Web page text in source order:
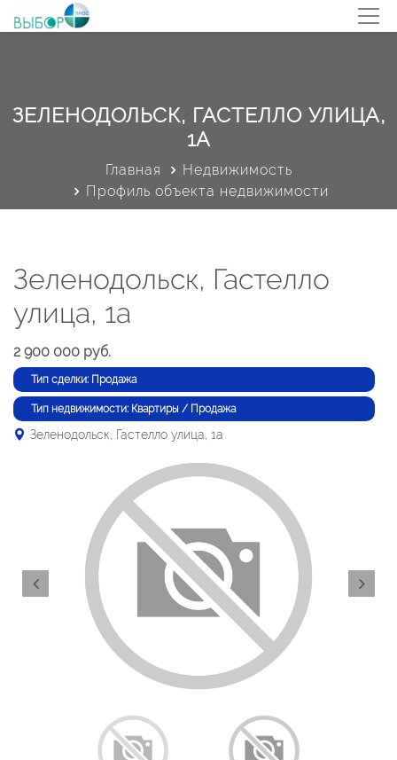
ЗЕЛЕНОДОЛЬСК, ГАСТЕЛЛО УЛИЦА,
1А
Главная
Недвижимость
Профиль объекта недвижимости
Зеленодольск, Гастелло
улица, 1а
2 900 000 руб.
Тип сделки: Продажа
Тип недвижимости: Квартиры / Продажа
Зеленодольск, Гастелло улица, 1а